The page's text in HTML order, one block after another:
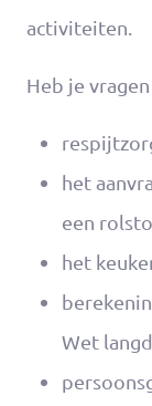
activiteiten.
Heb je
het
een
het
Wet